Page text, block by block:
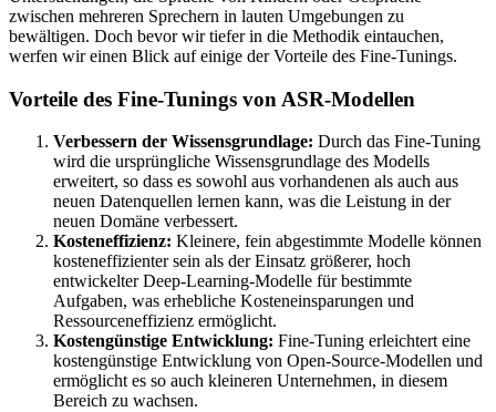
zwischen mehreren Sprechern in lauten Umgebungen zu
bewältigen. Doch bevor wir tiefer in die Methodik eintauchen,
werfen wir einen Blick auf einige der Vorteile des Fine-Tunings.
Vorteile des Fine-Tunings von ASR-Modellen
Verbessern der Wissensgrundlage: Durch das Fine-Tuning
wird die ursprüngliche Wissensgrundlage des Modells
erweitert, so dass es sowohl aus vorhandenen als auch aus
neuen Datenquellen lernen kann, was die Leistung in der
neuen Domäne verbessert.
Kosteneffizienz: Kleinere, fein abgestimmte Modelle können
kosteneffizienter sein als der Einsatz größerer, hoch
entwickelter Deep-Learning-Modelle für bestimmte
Aufgaben, was erhebliche Kosteneinsparungen und
Ressourceneffizienz ermöglicht.
Kostengünstige Entwicklung: Fine-Tuning erleichtert eine
kostengünstige Entwicklung von Open-Source-Modellen und
ermöglicht es so auch kleineren Unternehmen, in diesem
Bereich zu wachsen.